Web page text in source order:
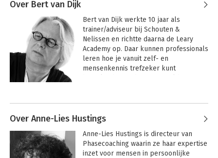
Over Bert van Dijk
Bert van Dijk werkte 10 jaar als
trainer/adviseur bij Schouten &
Nelissen en richtte daarna de Leary
Academy op. Daar kunnen professionals
leren hoe je vanuit zelf- en
mensenkennis trefzeker kunt
zichzelf en zijn publiek uitnodigt tot
www.bertvandijk.eu en
www.learyacademy.nl.
Over Anne-Lies Hustings
Anne-Lies Hustings is directeur van
Phasecoaching waarin ze haar expertise
inzet voor mensen in persoonlijke